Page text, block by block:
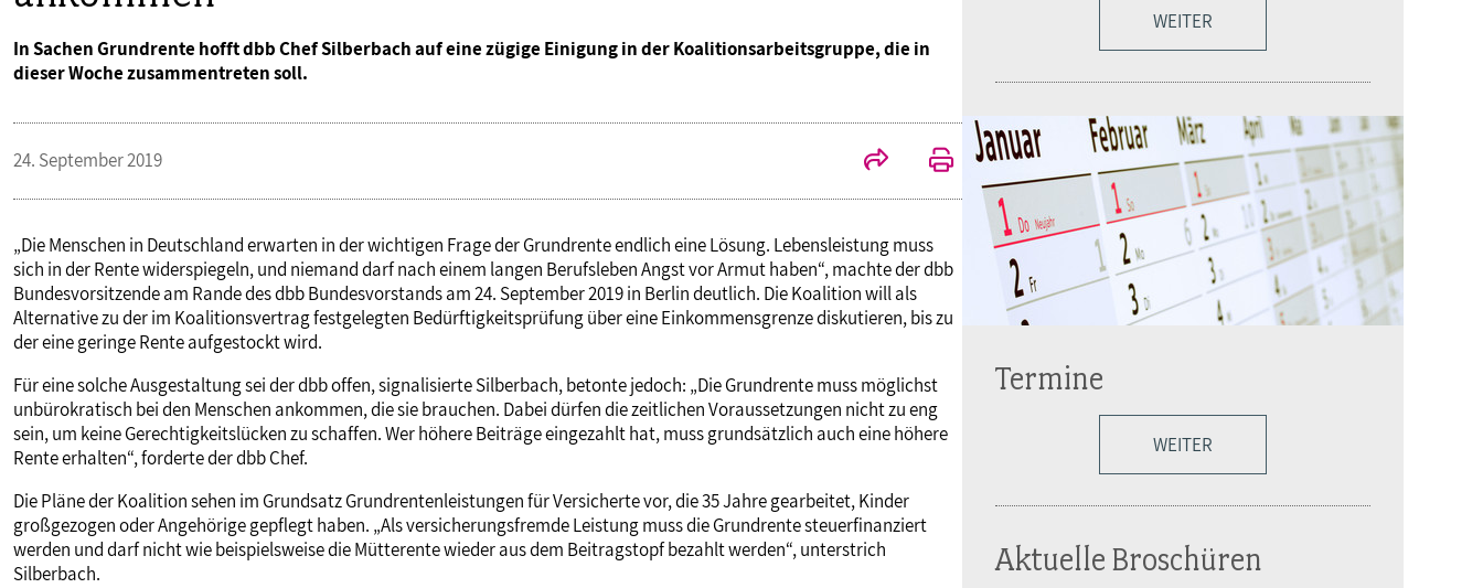
In Sachen Grundrente hofft dbb Chef Silberbach auf eine zügige Einigung in der Koalitionsarbeitsgruppe, die in
dieser Woche zusammentreten soll.
24. September 2019
„Die Menschen in Deutschland erwarten in der wichtigen Frage der Grundrente endlich eine Lösung. Lebensleistung muss
sich in der Rente widerspiegeln, und niemand darf nach einem langen Berufsleben Angst vor Armut haben“, machte der dbb
Bundesvorsitzende am Rande des dbb Bundesvorstands am 24. September 2019 in Berlin deutlich. Die Koalition will als
Alternative zu der im Koalitionsvertrag festgelegten Bedürftigkeitsprüfung über eine Einkommensgrenze diskutieren, bis zu
der eine geringe Rente aufgestockt wird.
Für eine solche Ausgestaltung sei der dbb offen, signalisierte Silberbach, betonte jedoch: „Die Grundrente muss möglichst
unbürokratisch bei den Menschen ankommen, die sie brauchen. Dabei dürfen die zeitlichen Voraussetzungen nicht zu eng
sein, um keine Gerechtigkeitslücken zu schaffen. Wer höhere Beiträge eingezahlt hat, muss grundsätzlich auch eine höhere
Rente erhalten“, forderte der dbb Chef.
Die Pläne der Koalition sehen im Grundsatz Grundrentenleistungen für Versicherte vor, die 35 Jahre gearbeitet, Kinder
großgezogen oder Angehörige gepflegt haben. „Als versicherungsfremde Leistung muss die Grundrente steuerfinanziert
werden und darf nicht wie beispielsweise die Mütterente wieder aus dem Beitragstopf bezahlt werden“, unterstrich
Silberbach.
WEITER
Termine
WEITER
Aktuelle Broschüren